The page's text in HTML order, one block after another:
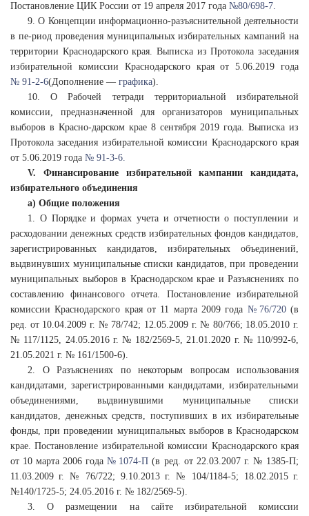
Постановление ЦИК России от 19 апреля 2017 года №80/698-7.
9. О Концепции информационно-разъяснительной деятельности
в пе-риод проведения муниципальных избирательных кампаний на
территории Краснодарского края. Выписка из Протокола заседания
избирательной комиссии Краснодарского края от 5.06.2019 года
№ 91-2-6(Дополнение — графика).
10. О Рабочей тетради территориальной избирательной
комиссии, предназначенной для организаторов муниципальных
выборов в Красно-дарском крае 8 сентября 2019 года. Выписка из
Протокола заседания избирательной комиссии Краснодарского края
от 5.06.2019 года № 91-3-6.
V. Финансирование избирательной кампании кандидата,
избирательного объединения
а) Общие положения
1. О Порядке и формах учета и отчетности о поступлении и
расходовании денежных средств избирательных фондов кандидатов,
зарегистрированных кандидатов, избирательных объединений,
выдвинувших муниципальные списки кандидатов, при проведении
муниципальных выборов в Краснодарском крае и Разъяснениях по
составлению финансового отчета. Постановление избирательной
комиссии Краснодарского края от 11 марта 2009 года № 76/720(в
ред. от 10.04.2009 г. № 78/742; 12.05.2009 г. № 80/766; 18.05.2010 г.
№ 117/1125, 24.05.2016 г. № 182/2569-5, 21.01.2020 г. № 110/992-6,
21.05.2021 г. № 161/1500-6).
2. О Разъяснениях по некоторым вопросам использования
кандидатами, зарегистрированными кандидатами, избирательными
объединениями, выдвинувшими муниципальные списки
кандидатов, денежных средств, поступивших в их избирательные
фонды, при проведении муниципальных выборов в Краснодарском
крае. Постановление избирательной комиссии Краснодарского края
от 10 марта 2006 года№ 1074-П (в ред. от 22.03.2007 г. № 1385-П;
11.03.2009 г. № 76/722; 9.10.2013 г. № 104/1184-5; 18.02.2015 г.
№140/1725-5; 24.05.2016 г. № 182/2569-5).
3. О размещении на сайте избирательной комиссии